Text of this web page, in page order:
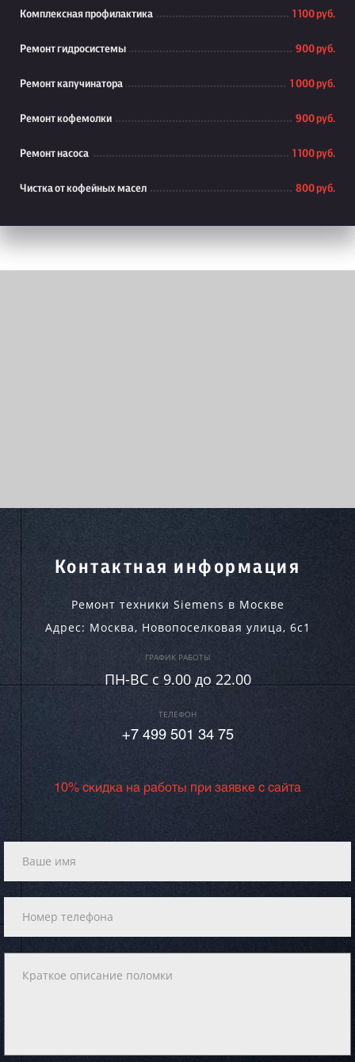
Комплексная профилактика 1 100 руб.
Ремонт гидросистемы 900 руб.
Ремонт капучинатора 1 000 руб.
Ремонт кофемолки 900 руб.
Ремонт насоса 1 100 руб.
Чистка от кофейных масел 800 руб.
Контактная информация
Ремонт техники Siemens в Москве
Адрес: Москва, Новопоселковая улица, 6с1
ГРАФИК РАБОТЫ
ПН-ВC c 9.00 до 22.00
ТЕЛЕФОН
+7 499 501 34 75
10% скидка на работы при заявке с сайта